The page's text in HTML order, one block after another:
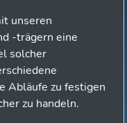
unseren
-trägern eine
solcher
Abläufe zu festigen
zu handeln.